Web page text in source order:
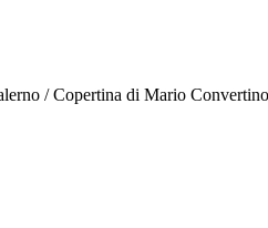
/ Copertina di Mario